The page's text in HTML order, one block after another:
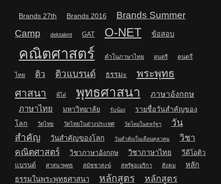
Brands 27th Brands 2016
Brands Summer
Camp
dektalent GAT O-NET ข้อสอบ
คณิตศาสตร์ คำในภาษาไทย ดนตรี ดนตรี
ไทย ติว ติวแบรนด์ ธรรมะ
พระพุทธ
ศาสนา
พี่โต๋ พุทธศาสนา ภาษาอังกฤษ
ภาษาไทย มหาวิทยาลัย รับน้อง
รายชื่อวันสำคัญของ
โลก
วัดไทย วัดไทยในต่างประเทศ วัดไทยในสหรัฐฯ
วัน
สำคัญ
วันสำคัญของโลก วันสำคัญในเดือนตุลาคม
วิชา
คณิตศาสตร์
วิชาภาษาอังกฤษ วิชาภาษาไทย
วีดีโอติว
แบรนด์
ศาสนาพุทธ สมัชชาสงฆ์ สหรัฐอเมริกา สังคม
หลัก
ธรรมในพระพุทธศาสนา
หลักสูตร หลักสูตร